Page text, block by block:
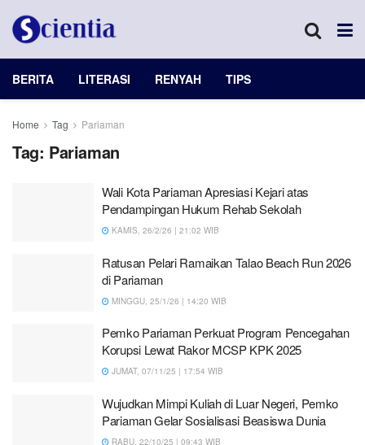
BERITA LITERASI RENYAH TIPS
Home Tag Pariaman
Tag: Pariaman
Wali Kota Pariaman Apresiasi Kejari atas
Pendampingan Hukum Rehab Sekolah
KAMIS, 26/2/26 | 21:02 WIB
Ratusan Pelari Ramaikan Talao Beach Run 2026
di Pariaman
MINGGU, 25/1/26 | 14:20 WIB
Pemko Pariaman Perkuat Program Pencegahan
Korupsi Lewat Rakor MCSP KPK 2025
JUMAT, 07/11/25 | 17:54 WIB
Wujudkan Mimpi Kuliah di Luar Negeri, Pemko
Pariaman Gelar Sosialisasi Beasiswa Dunia
RABU, 22/10/25 | 09:43 WIB